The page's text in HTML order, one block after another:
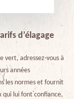
d’élagage
vert, adressez-vous à
années
les normes et fournit
qui lui font confiance,